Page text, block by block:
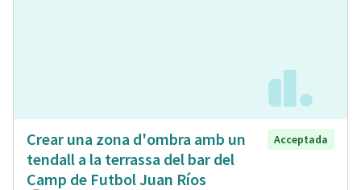
Crear una zona d'ombra amb un
tendall a la terrassa del bar del
Camp de Futbol Juan Ríos
Acceptada